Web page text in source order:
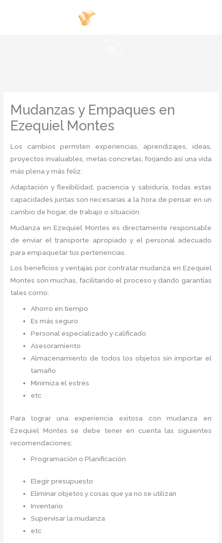
Mudanzas y Empaques en
Ezequiel Montes
Los cambios permiten experiencias, aprendizajes, ideas,
proyectos invaluables, metas concretas, forjando así una vida
más plena y más feliz.
Adaptación y flexibilidad, paciencia y sabiduría, todas estas
capacidades juntas son necesarias a la hora de pensar en un
cambio de hogar, de trabajo o situación.
Mudanza en Ezequiel Montes es directamente responsable
de enviar el transporte apropiado y el personal adecuado
para empaquetar tus pertenencias.
Los beneficios y ventajas por contratar mudanza en Ezequiel
Montes son muchas, facilitando el proceso y dando garantías
tales como:
Ahorro en tiempo
Es más seguro
Personal especializado y calificado
Asesoramiento
Almacenamiento de todos los objetos sin importar el
tamaño
Minimiza el estrés
etc
Para lograr una experiencia exitosa con mudanza en
Ezequiel Montes se debe tener en cuenta las siguientes
recomendaciones:
Programación o Planificación
Elegir presupuesto
Eliminar objetos y cosas que ya no se utilizan
Inventario
Supervisar la mudanza
etc